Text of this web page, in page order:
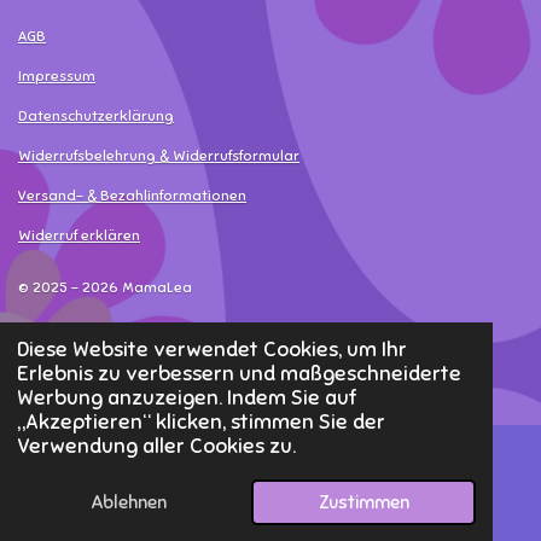
Diese Website verwendet Cookies, um Ihr
Erlebnis zu verbessern und maßgeschneiderte
Werbung anzuzeigen. Indem Sie auf
„Akzeptieren“ klicken, stimmen Sie der
Verwendung aller Cookies zu.
Ablehnen Zustimmen
AGB
Impressum
Datenschutzerklärung
Widerrufsbelehrung & Widerrufsformular
Versand- & Bezahlinformationen
Widerruf erklären
© 2025 - 2026 MamaLea